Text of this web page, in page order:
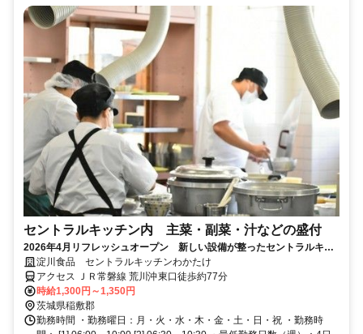
セントラルキッチン内 主菜・副菜・汁などの盛付
2026年4月リフレッシュオープン 新しい設備が整ったセントラルキッ
チンでベルトコンベヤーによる盛付けのお仕事です。
淀川食品 セントラルキッチンわかたけ
アクセス ＪＲ常磐線 荒川沖東口徒歩約77分
時給1,300円～1,350円
茨城県稲敷郡
勤務時間 ・勤務曜日：月・火・水・木・金・土・日・祝 ・勤務時